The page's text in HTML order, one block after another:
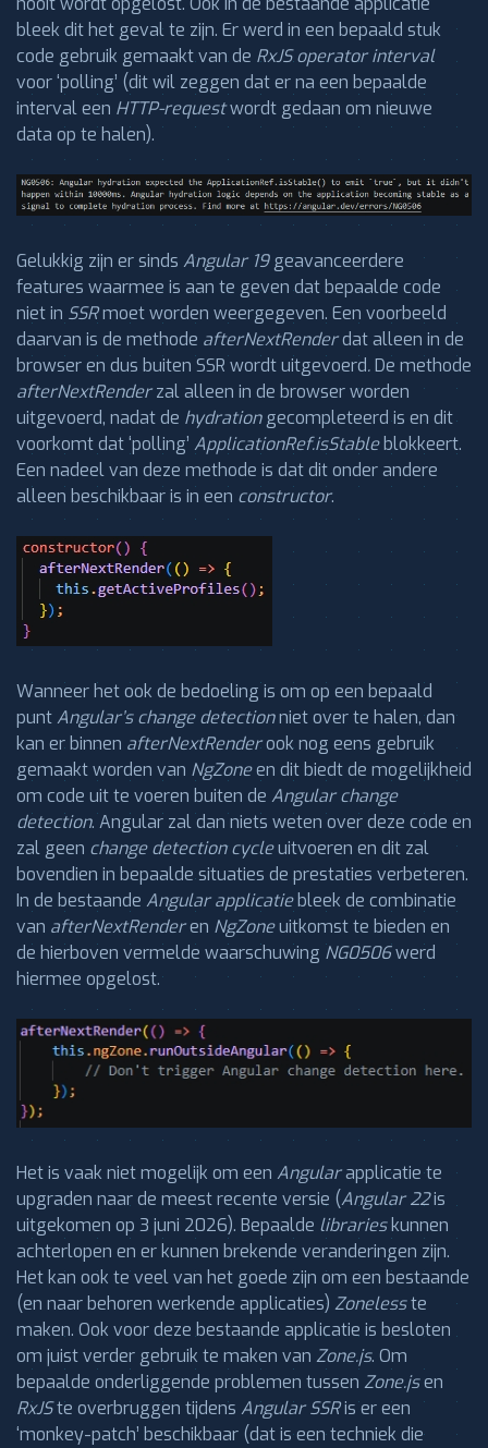
bleek dit het geval te zijn. Er werd in een bepaald stuk
code gebruik gemaakt van de RxJS operator interval
voor ‘polling’ (dit wil zeggen dat er na een bepaalde
interval een HTTP-requestwordt gedaan om nieuwe
data op te halen).
Gelukkig zijn er sinds Angular 19geavanceerdere
features waarmee is aan te geven dat bepaalde code
niet in SSRmoet worden weergegeven. Een voorbeeld
daarvan is de methode afterNextRenderdat alleen in de
browser en dus buiten SSR wordt uitgevoerd.De methode
afterNextRenderzal alleen in de browser worden
uitgevoerd, nadat de hydrationgecompleteerd is en dit
voorkomt dat ‘polling’ ApplicationRef.isStableblokkeert.
Een nadeel van deze methode is dat dit onder andere
alleen beschikbaar is in een constructor.
Wanneer het ook de bedoeling is om op een bepaald
puntAngular’s change detectionniet over te halen, dan
kan er binnen afterNextRenderook nog eens gebruik
gemaakt worden van NgZoneen dit biedt de mogelijkheid
om code uit te voeren buiten de Angular change
detection. Angular zal dan niets weten over deze code en
zal geen change detection cycleuitvoeren en dit zal
bovendien in bepaalde situaties de prestaties verbeteren.
In de bestaande Angular applicatiebleek de combinatie
van afterNextRenderen NgZoneuitkomst te bieden en
de hierboven vermelde waarschuwing NG0506werd
hiermee opgelost.
Het is vaak niet mogelijk om een Angularapplicatie te
upgraden naar de meest recente versie (Angular 22is
uitgekomen op 3 juni 2026). Bepaalde librarieskunnen
achterlopen en er kunnen brekende veranderingen zijn.
Het kan ook te veel van het goede zijn om een bestaande
(en naar behoren werkende applicaties) Zonelesste
maken. Ook voor deze bestaande applicatie is besloten
om juist verder gebruik te maken van Zone.js. Om
bepaalde onderliggende problemen tussen Zone.jsen
RxJSte overbruggen tijdens Angular SSRis er een
‘monkey-patch’ beschikbaar (dat is een techniek die